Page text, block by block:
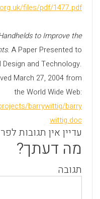
files/pdf/1477.pdf
to Improve the
. A Paper Presented to
and Technology.
March 27, 2004 from
the World Wide Web:
barrywittig/barry
wittig.doc
עדיין אין תגובות
מה דעתך?
תגובה